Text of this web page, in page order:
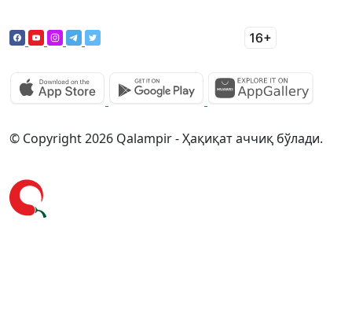
© Copyright 2026 Qalampir - Ҳақиқат аччиқ бўлади.